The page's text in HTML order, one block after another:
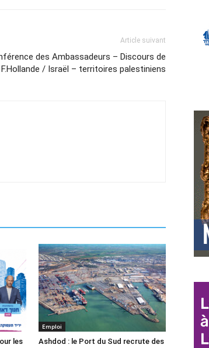
Article suivant
des Ambassadeurs – Discours de
F.Hollande / Israël – territoires palestiniens
les
Emploi
Ashdod : le Port du Sud recrute des